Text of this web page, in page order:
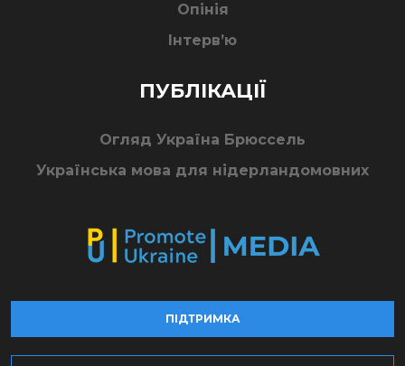
Опінія
Інтерв’ю
ПУБЛІКАЦІЇ
Огляд Україна Брюссель
Українська мова для нідерландомовних
ПІДТРИМКА